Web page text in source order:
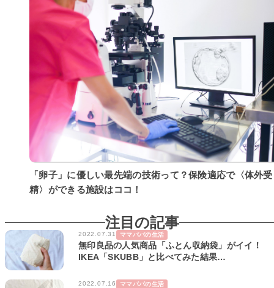
「卵子」に優しい最先端の技術って？保険適応で〈体外受
精〉ができる施設はココ！
注目の記事
2022.07.31 ママパパの生活
無印良品の人気商品「ふとん収納袋」がイイ！
IKEA「SKUBB」と比べてみた結果…
2022.07.16 ママパパの生活